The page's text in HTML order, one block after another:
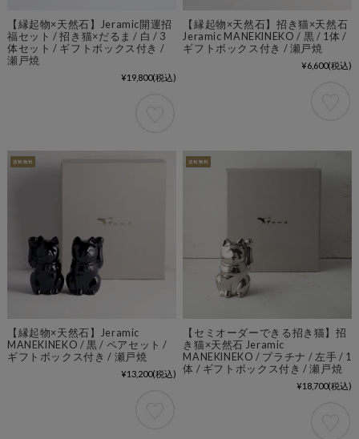
【縁起物×天然石】Jeramic開運招
福セット / 招き猫×だるま / 白 / 3
体セット / ギフトボックス付き /
瀬戸焼
¥19,800(税込)
【縁起物×天然石】招き猫×天然石
Jeramic MANEKINEKO / 黒 / 1体 /
ギフトボックス付き / 瀬戸焼
¥6,600(税込)
【縁起物×天然石】Jeramic
MANEKINEKO / 黒 / ペアセット /
ギフトボックス付き / 瀬戸焼
¥13,200(税込)
【セミオーダーできる招き猫】招
き猫×天然石 Jeramic
MANEKINEKO / プラチナ / 左手 / 1
体 / ギフトボックス付き / 瀬戸焼
¥18,700(税込)